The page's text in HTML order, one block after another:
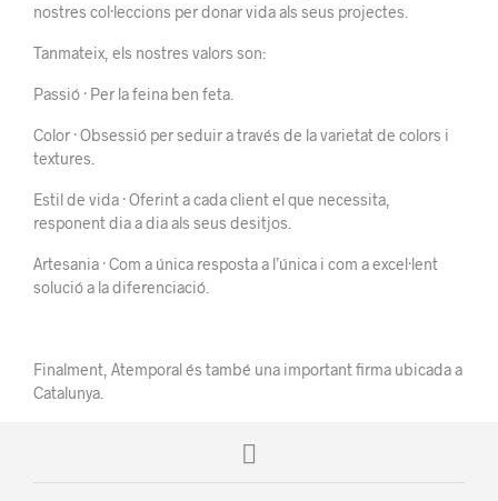
nostres col·leccions per donar vida als seus projectes.
Tanmateix, els nostres valors son:
Passió · Per la feina ben feta.
Color · Obsessió per seduir a través de la varietat de colors i
textures.
Estil de vida · Oferint a cada client el que necessita,
responent dia a dia als seus desitjos.
Artesania · Com a única resposta a l’única i com a excel·lent
solució a la diferenciació.
Finalment, Atemporal és també una important firma ubicada a
Catalunya.